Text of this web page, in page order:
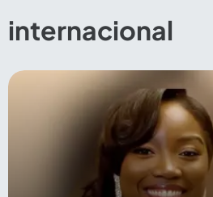
Compartir Noticia
internacional